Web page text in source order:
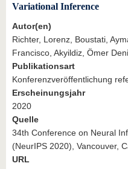
Variational Inference
Autor(en)
Richter, Lorenz, Boustati,
Francisco, Akyildiz, Ömer
Publikationsart
Konferenzveröffentlichung
Erscheinungsjahr
2020
Quelle
34th Conference on Neural
(NeurIPS 2020), Vancouver,
URL